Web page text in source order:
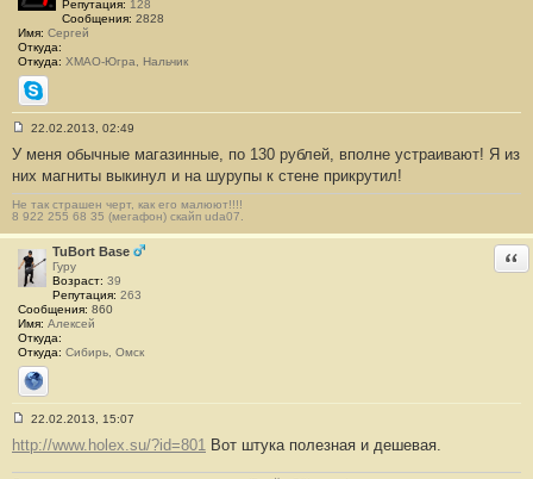
#
Репутация: 128
Сообщения: 2828
Имя: Сергей
Откуда:
Откуда: ХМАО-Югра, Нальчик
Skype
о
б
щ
е
н
и
е
#
3
22.02.2013, 02:49
У меня обычные магазинные, по 130 рублей, вполне устраивают! Я из
них магниты выкинул и на шурупы к стене прикрутил!
Не так страшен черт, как его малюют!!!!
8 922 255 68 35 (мегафон) скайп uda07.
TuBort Base
Гуру
Возраст: 39
Репутация: 263
Сообщения: 860
Имя: Алексей
Откуда:
Откуда: Сибирь, Омск
Сайт
о
о
б
22.02.2013, 15:07
http://www.holex.su/?id=801 Вот штука полезная и дешевая.